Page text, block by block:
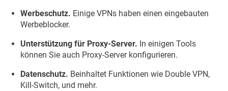
Werbeschutz. Einige VPNs haben einen eingebauten
Werbeblocker.
Unterstützung für Proxy-Server. In einigen Tools
können Sie auch Proxy-Server konfigurieren.
Datenschutz. Beinhaltet Funktionen wie Double VPN,
Kill-Switch, und mehr.